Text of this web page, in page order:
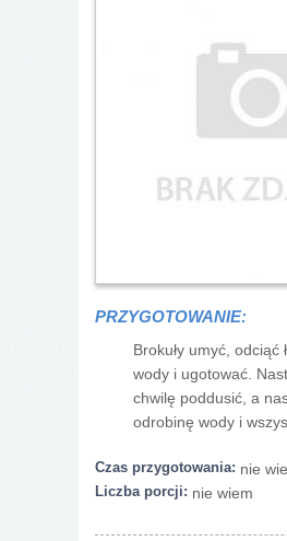
PRZYGOTOWANIE:
Brokuły umyć,
wody i ugotować.
chwilę poddusić, a
odrobinę wody i
Czas przygotowania: nie
Liczba porcji: nie wiem